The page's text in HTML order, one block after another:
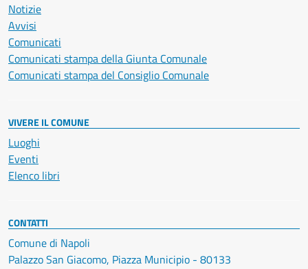
Notizie
Avvisi
Comunicati
Comunicati stampa della Giunta Comunale
Comunicati stampa del Consiglio Comunale
VIVERE IL COMUNE
Luoghi
Eventi
Elenco libri
CONTATTI
Comune di Napoli
Palazzo San Giacomo, Piazza Municipio - 80133